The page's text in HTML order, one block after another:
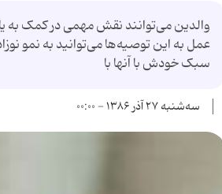
والدین می‌توانند نقش مهمی در کمک به
سبک خودش با آنها با
سه‌شنبه ۲۷ آذر ۱۳۸۶ - ۰۰:۰۰